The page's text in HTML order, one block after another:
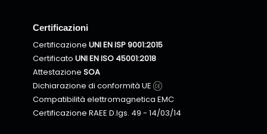
Certificazioni
Certificazione UNI EN ISP 9001:2015
Certificato UNI EN ISO 45001:2018
Attestazione SOA
Dichiarazione di conformità UE
Compatibilità elettromagnetica EMC
Certificazione RAEE D.lgs. 49 - 14/03/14